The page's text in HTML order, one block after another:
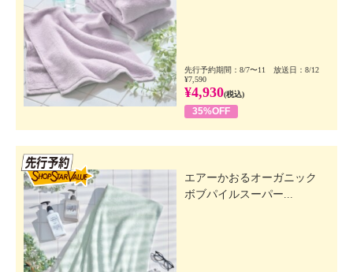
先行予約期間：8/7〜11 放送日：8/12
¥7,590
¥4,930(税込)
35%OFF
エアーかおるオーガニック
ボブパイルスーパー...